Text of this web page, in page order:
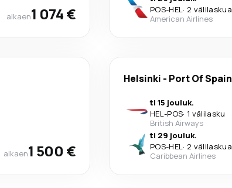
alkaen1 074 €
POS-HEL· 2 välilaskua
American Airlines
alkaen1 500 €
Helsinki - Port Of Spain
ti 15 jouluk.
HEL-POS· 1 välilasku
British Airways
ti 29 jouluk.
POS-HEL· 2 välilaskua
Caribbean Airlines